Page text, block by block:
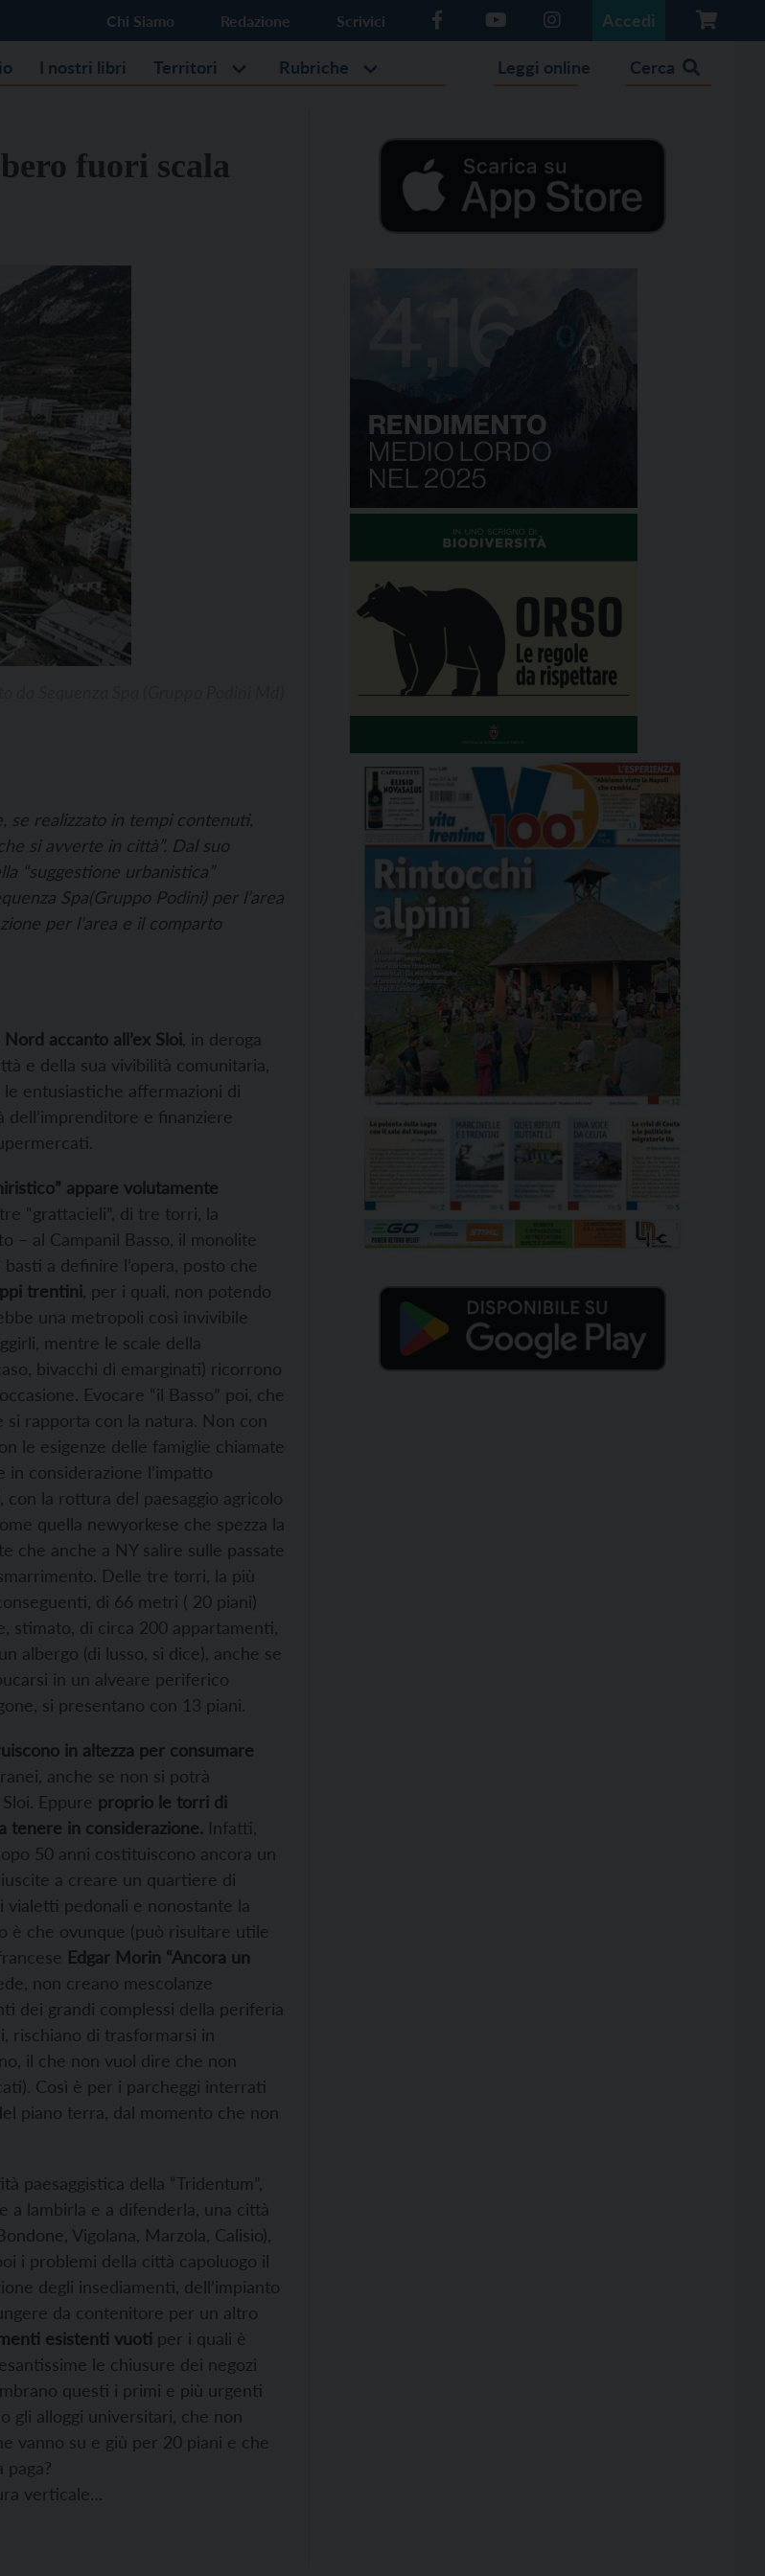
Chi Siamo Redazione Scrivici Accedi
I nostri libri Territori Rubriche Leggi online Cerca
fuori scala
se realizzato in tempi contenuti,
si avverte in città”. Dal suo
“suggestione urbanistica”
Spa(Gruppo Podini) per l’area
per l’area e il comparto
accanto all’ex Sloi , in deroga
e della sua vivibilità comunitaria,
entusiastiche affermazioni di
dell’imprenditore e finanziere
appare volutamente
“grattacieli”, di tre torri, la
– al Campanil Basso, il monolite
a definire l’opera, posto che
trentini , per i quali, non potendo
una metropoli così invivibile
mentre le scale della
bivacchi di emarginati) ricorrono
Evocare “il Basso” poi, che
si rapporta con la natura. Non con
le esigenze delle famiglie chiamate
considerazione l’impatto
la rottura del paesaggio agricolo
quella newyorkese che spezza la
che anche a NY salire sulle passate
Delle tre torri, la più
di 66 metri ( 20 piani)
stimato, di circa 200 appartamenti,
albergo (di lusso, si dice), anche se
in un alveare periferico
si presentano con 13 piani.
in altezza per consumare
anche se non si potrà
Eppure proprio le torri di
tenere in considerazione. Infatti,
50 anni costituiscono ancora un
a creare un quartiere di
vialetti pedonali e nonostante la
è che ovunque (può risultare utile
Edgar Morin “Ancora un
non creano mescolanze
dei grandi complessi della periferia
rischiano di trasformarsi in
il che non vuol dire che non
Così è per i parcheggi interrati
piano terra, dal momento che non
paesaggistica della “Tridentum”,
a lambirla e a difenderla, una città
Vigolana, Marzola, Calisio),
i problemi della città capoluogo il
degli insediamenti, dell’impianto
da contenitore per un altro
esistenti vuoti per i quali è
le chiusure dei negozi
questi i primi e più urgenti
gli alloggi universitari, che non
vanno su e giù per 20 piani e che
verticale…